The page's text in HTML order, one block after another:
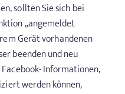
sollten Sie sich bei
„angemeldet
Gerät vorhandenen
beenden und neu
Informationen,
werden können,